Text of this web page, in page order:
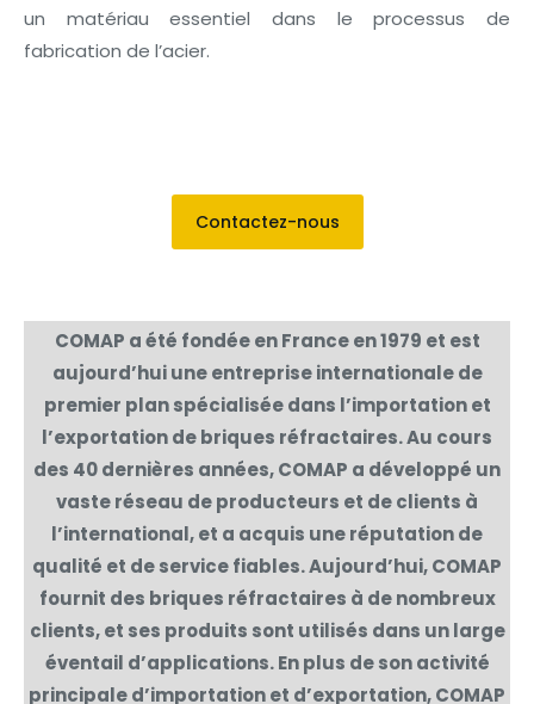
un matériau essentiel dans le processus de
fabrication de l’acier.
Contactez-nous
COMAP a été fondée en France en 1979 et est
aujourd’hui une entreprise internationale de
premier plan spécialisée dans l’importation et
l’exportation de briques réfractaires. Au cours
des 40 dernières années, COMAP a développé un
vaste réseau de producteurs et de clients à
l’international, et a acquis une réputation de
qualité et de service fiables. Aujourd’hui, COMAP
fournit des briques réfractaires à de nombreux
clients, et ses produits sont utilisés dans un large
éventail d’applications. En plus de son activité
principale d’importation et d’exportation, COMAP